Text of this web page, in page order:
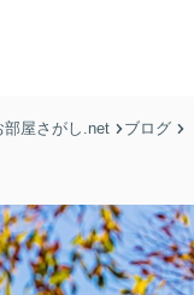
部屋さがし.net ブログ